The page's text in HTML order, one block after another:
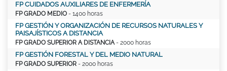
FP CUIDADOS AUXILIARES DE ENFERMERÍA
FP GRADO MEDIO - 1400 horas
FP GESTIÓN Y ORGANIZACIÓN DE RECURSOS NATURALES Y
PAISAJÍSTICOS A DISTANCIA
FP GRADO SUPERIOR A DISTANCIA- 2000 horas
FP GESTIÓN FORESTAL Y DEL MEDIO NATURAL
FP GRADO SUPERIOR - 2000 horas